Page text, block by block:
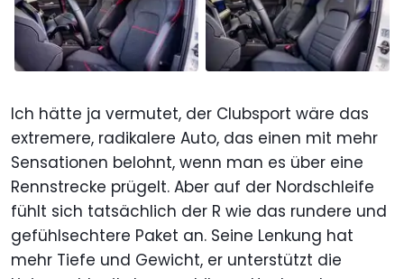
Ich hätte ja vermutet, der Clubsport wäre das
extremere, radikalere Auto, das einen mit mehr
Sensationen belohnt, wenn man es über eine
Rennstrecke prügelt. Aber auf der Nordschleife
fühlt sich tatsächlich der R wie das rundere und
gefühlsechtere Paket an. Seine Lenkung hat
mehr Tiefe und Gewicht, er unterstützt die